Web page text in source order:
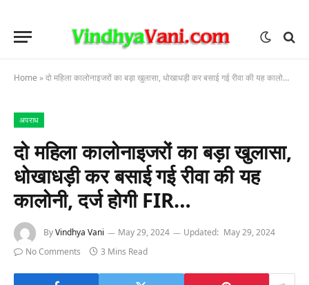
Home »दो महिला कालोनाइजरों का बड़ा खुलासा, धोखाधड़ी कर बसाई गई रीवा की यह कालोनी, दर्ज होगी FIR…
अपराध
दो महिला कालोनाइजरों का बड़ा खुलासा,
धोखाधड़ी कर बसाई गई रीवा की यह
कालोनी, दर्ज होगी FIR…
ByVindhya Vani May 29, 2024 Updated: May 29, 2024
No Comments
3 Mins Read